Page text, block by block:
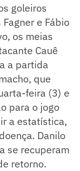
goleiros
e Fábio
os meias
Cauê
a partida
que
feira (3) e
para o jogo
a estatística,
Danilo
se recuperam
retorno.